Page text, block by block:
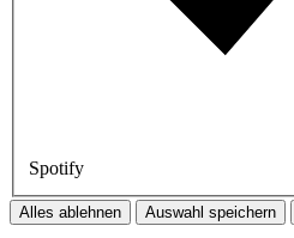
Spotify
Alles ablehnen Auswahl speichern